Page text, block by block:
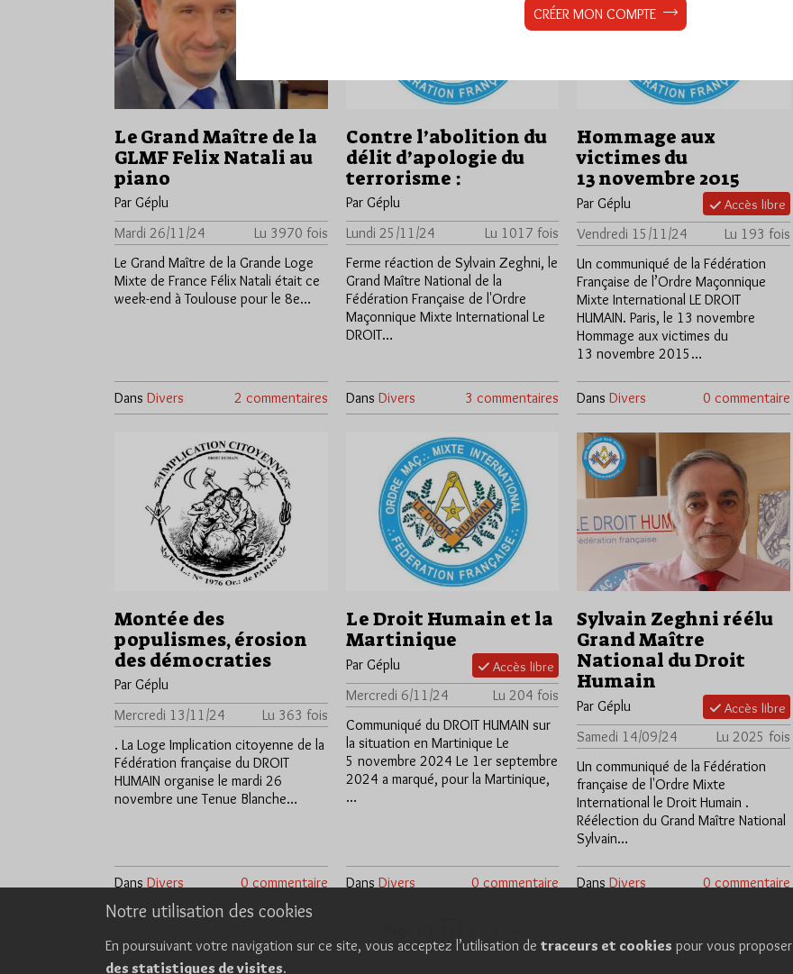
Le Grand Maître de la
GLMF Felix Natali au
piano
Par Géplu
Mardi 26/11/24
Lu 3970 fois
Le Grand Maître de la Grande Loge
Mixte de France Félix Natali était ce
week-end à Toulouse pour le 8e…
Dans Divers 2 commentaires
Contre l’abolition du
délit d’apologie du
terrorisme :
Par Géplu
Lundi 25/11/24
Lu 1017 fois
Ferme réaction de Sylvain Zeghni, le
Grand Maître National de la
Fédération Française de l'Ordre
Maçonnique Mixte International Le
DROIT…
Dans Divers 3 commentaires
Hommage aux
victimes du
13 novembre 2015
Par Géplu
Accès libre
Vendredi 15/11/24
Lu 193 fois
Un communiqué de la Fédération
Française de l’Ordre Maçonnique
Mixte International LE DROIT
HUMAIN. Paris, le 13 novembre
Hommage aux victimes du
13 novembre 2015…
DansDivers 0 commentaire
Montée des
populismes, érosion
des démocraties
Par Géplu
Mercredi 13/11/24
Lu 363 fois
. La Loge Implication citoyenne de la
Fédération française du DROIT
HUMAIN organise le mardi 26
novembre une Tenue Blanche…
Dans Divers 0 commentaire
Le Droit Humain et la
Martinique
Par Géplu
Accès libre
Mercredi 6/11/24
Lu 204 fois
Communiqué du DROIT HUMAIN sur
la situation en Martinique Le
5 novembre 2024 Le 1er septembre
2024 a marqué, pour la Martinique,
…
Dans Divers 0 commentaire
Sylvain Zeghni réélu
Grand Maître
National du Droit
Humain
Par Géplu
Accès libre
Samedi 14/09/24
Lu 2025 fois
Un communiqué de la Fédération
française de l'Ordre Mixte
International le Droit Humain .
Réélection du Grand Maître National
Sylvain…
DansDivers 0 commentaire
Notre utilisation des cookies
En poursuivant votre navigation sur ce site, vous acceptez l’utilisation de traceurs et cookies pour vous proposer
des statistiques de visites.
CRÉER MON COMPTE